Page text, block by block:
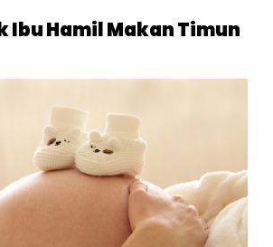
Ibu Hamil Makan Timun